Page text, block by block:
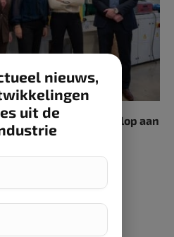
kunststofindustrie volop aan
nieuws,
uit de